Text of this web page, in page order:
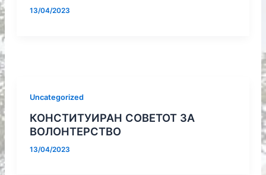
13/04/2023
Uncategorized
КОНСТИТУИРАН СОВЕТОТ ЗА
ВОЛОНТЕРСТВО
13/04/2023